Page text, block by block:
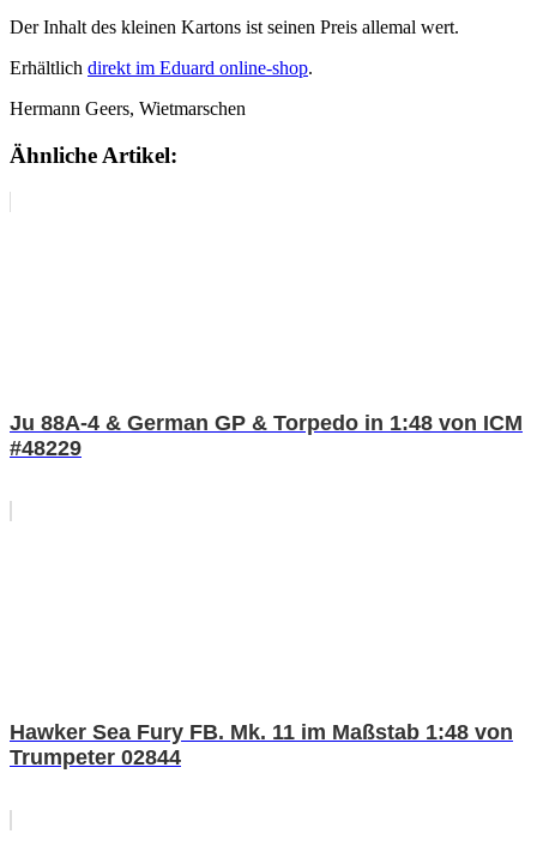
Der Inhalt des kleinen Kartons ist seinen Preis allemal wert.
Erhältlich direkt im Eduard online-shop.
Hermann Geers, Wietmarschen
Ähnliche Artikel:
Ju 88A-4 & German GP & Torpedo in 1:48 von ICM
#48229
Hawker Sea Fury FB. Mk. 11 im Maßstab 1:48 von
Trumpeter 02844